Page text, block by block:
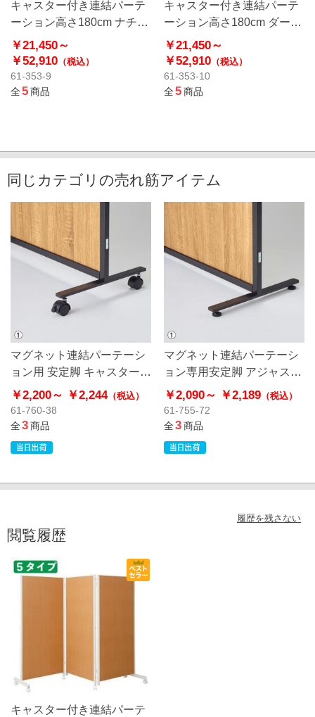
キャスター付き連結パーテ
ーション高さ180cm ナチュ
ラル
￥21,450～
￥52,910 （税込）
61-353-9
全5商品
キャスター付き連結パーテ
ーション高さ180cm ダーク
ブラウン
￥21,450～
￥52,910（税込）
61-353-10
全5商品
同じカテゴリの売れ筋アイテム
マグネット連結パーテーシ
ョン用 安定脚 キャスター付
き
￥2,200～ ￥2,244（税込）
61-760-38
全3商品
マグネット連結パーテーシ
ョン専用安定脚 アジャスタ
ー付き
￥2,090～ ￥2,189（税込）
61-755-72
全3商品
履歴を残さない
閲覧履歴
キャスター付き連結パーテ